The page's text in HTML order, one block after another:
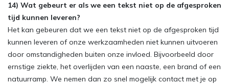
14) Wat gebeurt er als we een tekst niet op de afgesproken
tijd kunnen leveren?
Het kan gebeuren dat we een tekst niet op de afgesproken tijd
kunnen leveren of onze werkzaamheden niet kunnen uitvoeren
door omstandigheden buiten onze invloed. Bijvoorbeeld door
ernstige ziekte, het overlijden van een naaste, een brand of een
natuurramp. We nemen dan zo snel mogelijk contact met je op